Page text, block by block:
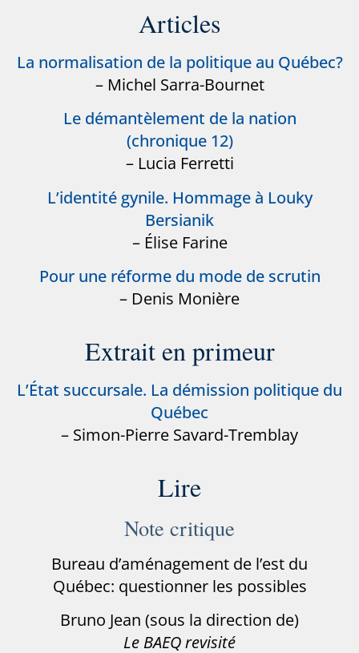
Articles
La normalisation de la politique au Québec?
– Michel Sarra-Bournet
Le démantèlement de la nation
(chronique 12)
– Lucia Ferretti
L’identité gynile. Hommage à Louky
Bersianik
– Élise Farine
Pour une réforme du mode de scrutin
– Denis Monière
Extrait en primeur
L’État succursale. La démission politique du
Québec
– Simon-Pierre Savard-Tremblay
Lire
Note critique
Bureau d’aménagement de l’est du
Québec: questionner les possibles
Bruno Jean (sous la direction de)
Le BAEQ revisité